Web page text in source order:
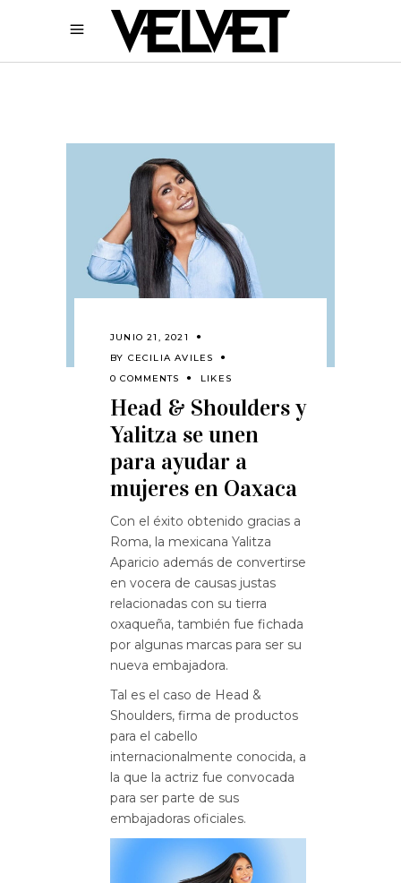
JUNIO 21, 2021
BY CECILIA AVILES
0 COMMENTS
LIKES
Head & Shoulders y
Yalitza se unen
para ayudar a
mujeres en Oaxaca
Con el éxito obtenido gracias a
Roma, la mexicana Yalitza
Aparicio además de convertirse
en vocera de causas justas
relacionadas con su tierra
oxaqueña, también fue fichada
por algunas marcas para ser su
nueva embajadora.
Tal es el caso de Head &
Shoulders, firma de productos
para el cabello
internacionalmente conocida, a
la que la actriz fue convocada
para ser parte de sus
embajadoras oficiales.